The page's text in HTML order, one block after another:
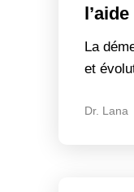
l’aide
La
et
Dr. Lana